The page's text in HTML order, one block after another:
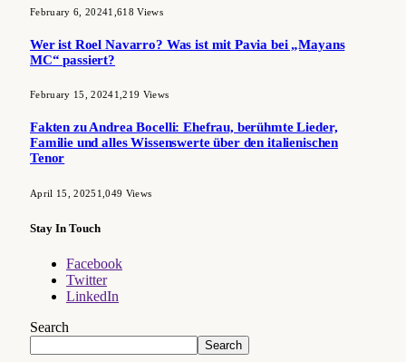
February 6, 20241,618Views
Wer ist Roel Navarro? Was ist mit Pavia bei „Mayans
MC“ passiert?
February 15, 20241,219 Views
Fakten zu Andrea Bocelli: Ehefrau, berühmte Lieder,
Familie und alles Wissenswerte über den italienischen
Tenor
April 15, 2025 1,049 Views
Stay In Touch
Facebook
Twitter
LinkedIn
Search
Search